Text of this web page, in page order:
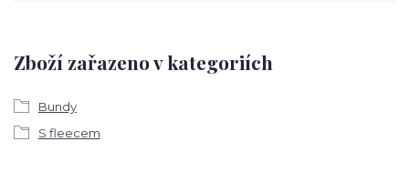
Zboží zařazeno v kategoriích
Bundy
S fleecem